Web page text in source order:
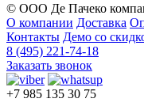
© ООО Де Пачеко
О компании Доставка
Контакты Демо со
8 (495) 221-74-18
Заказать звонок
+7 985 135 30 75